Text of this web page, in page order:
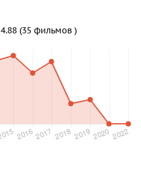
4.88 (35 фильмов )